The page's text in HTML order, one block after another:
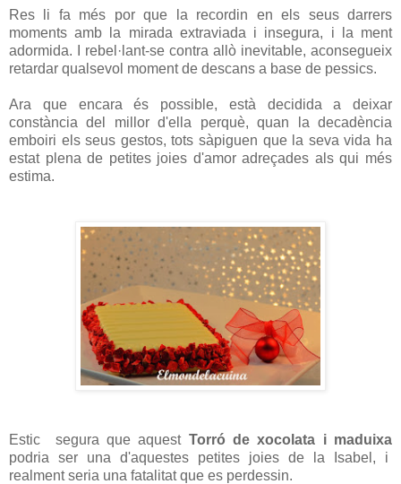
Res li fa més por que la recordin en els seus darrers
moments amb la mirada extraviada i insegura, i la ment
adormida. I rebel·lant-se contra allò inevitable, aconsegueix
retardar qualsevol moment de descans a base de pessics.
Ara que encara és possible, està decidida a deixar
constància del millor d'ella perquè, quan la decadència
emboiri els seus gestos, tots sàpiguen que la seva vida ha
estat plena de petites joies d'amor adreçades als qui més
estima.
Estic segura que aquest Torró de xocolata i maduixa
podria ser una d'aquestes petites joies de la Isabel, i
realment seria una fatalitat que es perdessin.